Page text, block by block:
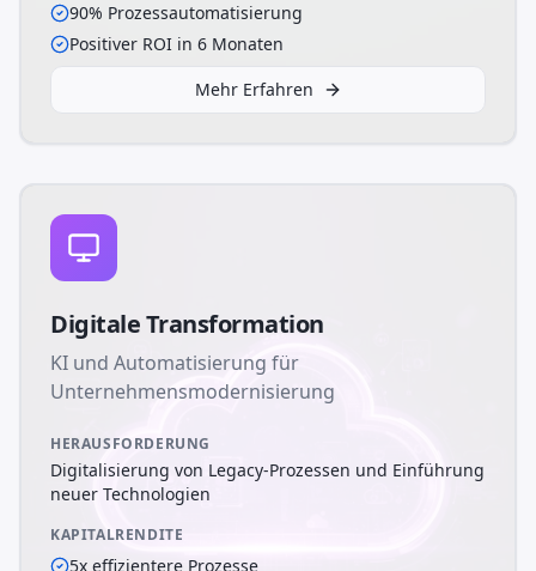
90% Prozessautomatisierung
Positiver ROI in 6 Monaten
Mehr Erfahren
Digitale Transformation
KI und Automatisierung für
Unternehmensmodernisierung
HERAUSFORDERUNG
Digitalisierung von Legacy-Prozessen und Einführung
neuer Technologien
KAPITALRENDITE
5x effizientere Prozesse